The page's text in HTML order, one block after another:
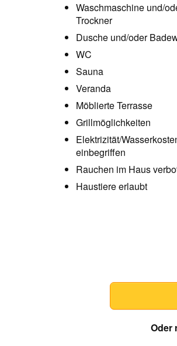
Waschmaschine und/
Trockner
Dusche und/oder
WC
Sauna
Veranda
Möblierte Terrasse
Grillmöglichkeiten
Elektrizität/
einbegriffen
Rauchen im Haus
Haustiere erlaubt
Oder